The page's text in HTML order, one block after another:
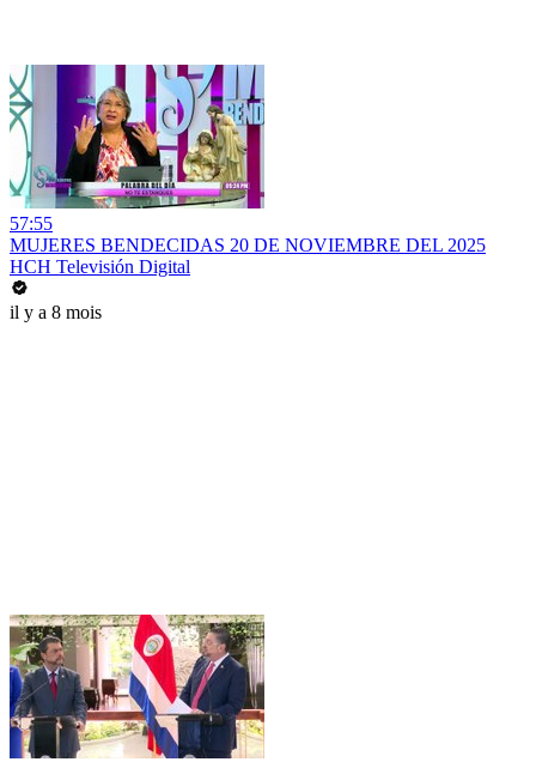
57:55
MUJERES BENDECIDAS 20 DE NOVIEMBRE DEL 2025
HCH Televisión Digital
il y a 8 mois